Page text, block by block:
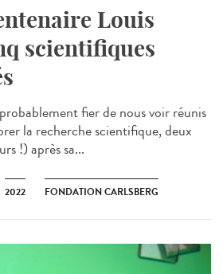
Louis
scientifiques
fier de nous voir réunis
la recherche scientifique, deux
!) après sa...
2022 FONDATION CARLSBERG